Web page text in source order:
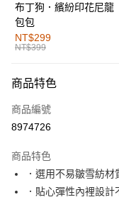
運送方式
全家取貨付款
每筆NT$60，滿
付款後全家取貨
萊爾富取貨付款
付款後萊爾富取貨
每筆NT$60，滿
布丁狗．繽紛印花尼龍
包包
NT$299
NT$399
商品特色
商品編號
8974726
商品特色
．選用不易皺雪紡
．貼心彈性內裡設